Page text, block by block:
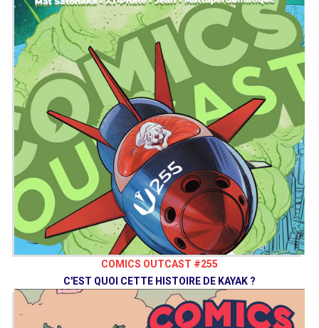
COMICS OUTCAST #255
C'EST QUOI CETTE HISTOIRE DE KAYAK ?